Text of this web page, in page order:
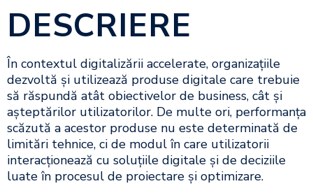
DESCRIERE
În contextul digitalizării accelerate, organizațiile
dezvoltă și utilizează produse digitale care trebuie
să răspundă atât obiectivelor de business, cât și
așteptărilor utilizatorilor. De multe ori, performanța
scăzută a acestor produse nu este determinată de
limitări tehnice, ci de modul în care utilizatorii
interacționează cu soluțiile digitale și de deciziile
luate în procesul de proiectare și optimizare.